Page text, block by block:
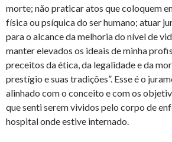
morte; não praticar atos que coloquem
física ou psíquica do ser humano; atuar
para o alcance da melhoria do nível de
manter elevados os ideais de minha
preceitos da ética, da legalidade e da
prestígio e suas tradições”. Esse é o
alinhado com o conceito e com os
que senti serem vividos pelo corpo de
hospital onde estive internado.